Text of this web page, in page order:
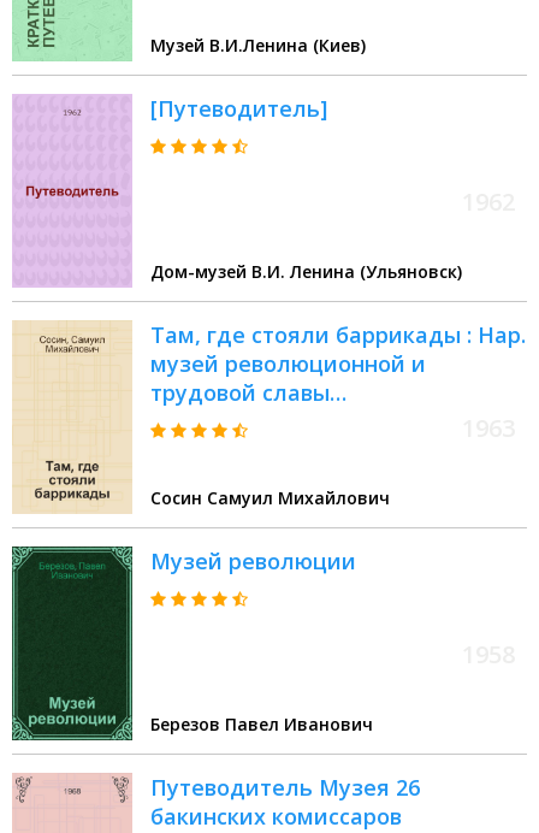
Музей В.И.Ленина (Киев)
[Путеводитель]
Дом-музей В.И. Ленина (Ульяновск)
Там, где стояли баррикады : Нар.
музей революционной и
трудовой славы
железнодорожников, созданный
Сосин Самуил Михайлович
Музей революции
Березов Павел Иванович
Путеводитель Музея 26
бакинских комиссаров